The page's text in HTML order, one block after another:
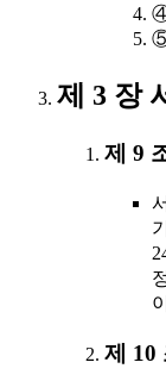
④
⑤
제 3 장
제 9
제 10